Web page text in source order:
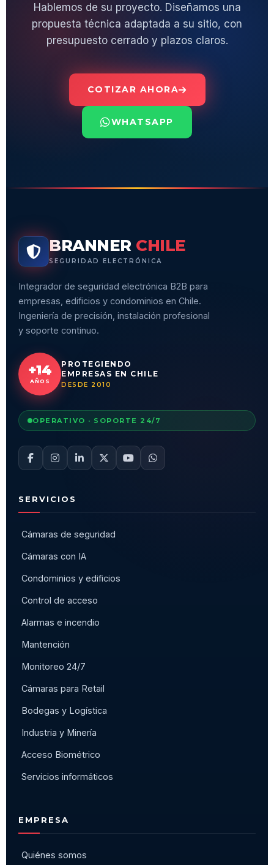
Hablemos de su proyecto. Diseñamos una
propuesta técnica adaptada a su sitio, con
presupuesto cerrado y plazos claros.
COTIZAR AHORA
WHATSAPP
BRANNER CHILE
SEGURIDAD ELECTRÓNICA
Integrador de seguridad electrónica B2B para
empresas, edificios y condominios en Chile.
Ingeniería de precisión, instalación profesional
y soporte continuo.
+14
AÑOS
PROTEGIENDO
EMPRESAS EN CHILE
DESDE 2010
OPERATIVO · SOPORTE 24/7
SERVICIOS
Cámaras de seguridad
Cámaras con IA
Condominios y edificios
Control de acceso
Alarmas e incendio
Mantención
Monitoreo 24/7
Cámaras para Retail
Bodegas y Logística
Industria y Minería
Acceso Biométrico
Servicios informáticos
EMPRESA
Quiénes somos